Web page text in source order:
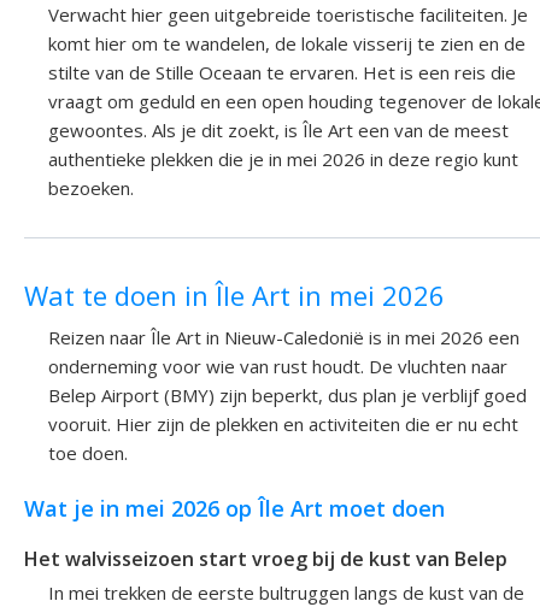
Verwacht hier geen uitgebreide toeristische faciliteiten. Je
komt hier om te wandelen, de lokale visserij te zien en de
stilte van de Stille Oceaan te ervaren. Het is een reis die
vraagt om geduld en een open houding tegenover de
gewoontes. Als je dit zoekt, is Île Art een van de meest
authentieke plekken die je in mei 2026 in deze regio kunt
bezoeken.
Wat te doen in Île Art in mei 2026
Reizen naar Île Art in Nieuw-Caledonië is in mei 2026 een
onderneming voor wie van rust houdt. De vluchten naar
Belep Airport (BMY) zijn beperkt, dus plan je verblijf goed
vooruit. Hier zijn de plekken en activiteiten die er nu echt
toe doen.
Wat je in mei 2026 op Île Art moet doen
Het walvisseizoen start vroeg bij de kust van Belep
In mei trekken de eerste bultruggen langs de kust van de